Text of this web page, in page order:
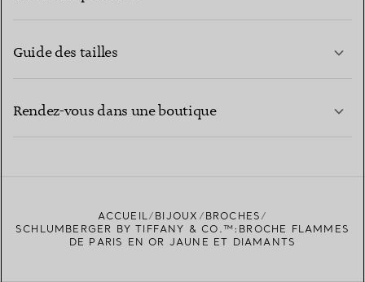
Guide des tailles
Rendez-vous dans une boutique
TROUVEZ LA BOUTIQUE LA PLUS PROCHE
ACCUEIL BIJOUX
BROCHES
SCHLUMBERGER BY TIFFANY & CO.™:BROCHE FLAMMES
DE PARIS EN OR JAUNE ET DIAMANTS